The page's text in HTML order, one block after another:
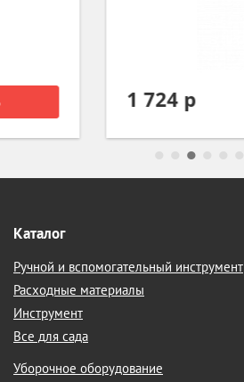
Каталог
Ручной и вспомогательный инструмент
Расходные материалы
Инструмент
Все для сада
Уборочное оборудование